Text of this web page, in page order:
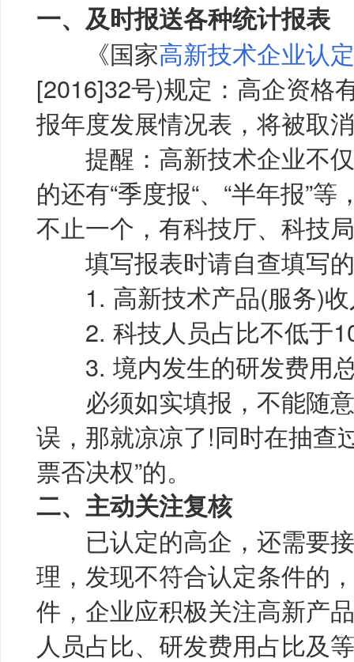
一、及时报送各种统计报表
《国家高新技术企业认定
[2016]32号)规定：高企资格
报年度发展情况表，将被取
提醒：高新技术企业不仅
的还有“季度报“、“半年报”
不止一个，有科技厅、科
填写报表时请自查填写的
1. 高新技术产品(服务)收
2. 科技人员占比不低于
3. 境内发生的研发费用
必须如实填报，不能随意
误，那就凉凉了!同时在抽查
票否决权”的。
二、主动关注复核
已认定的高企，还需要接
理，发现不符合认定条件的
件，企业应积极关注高新产
人员占比、研发费用占比及